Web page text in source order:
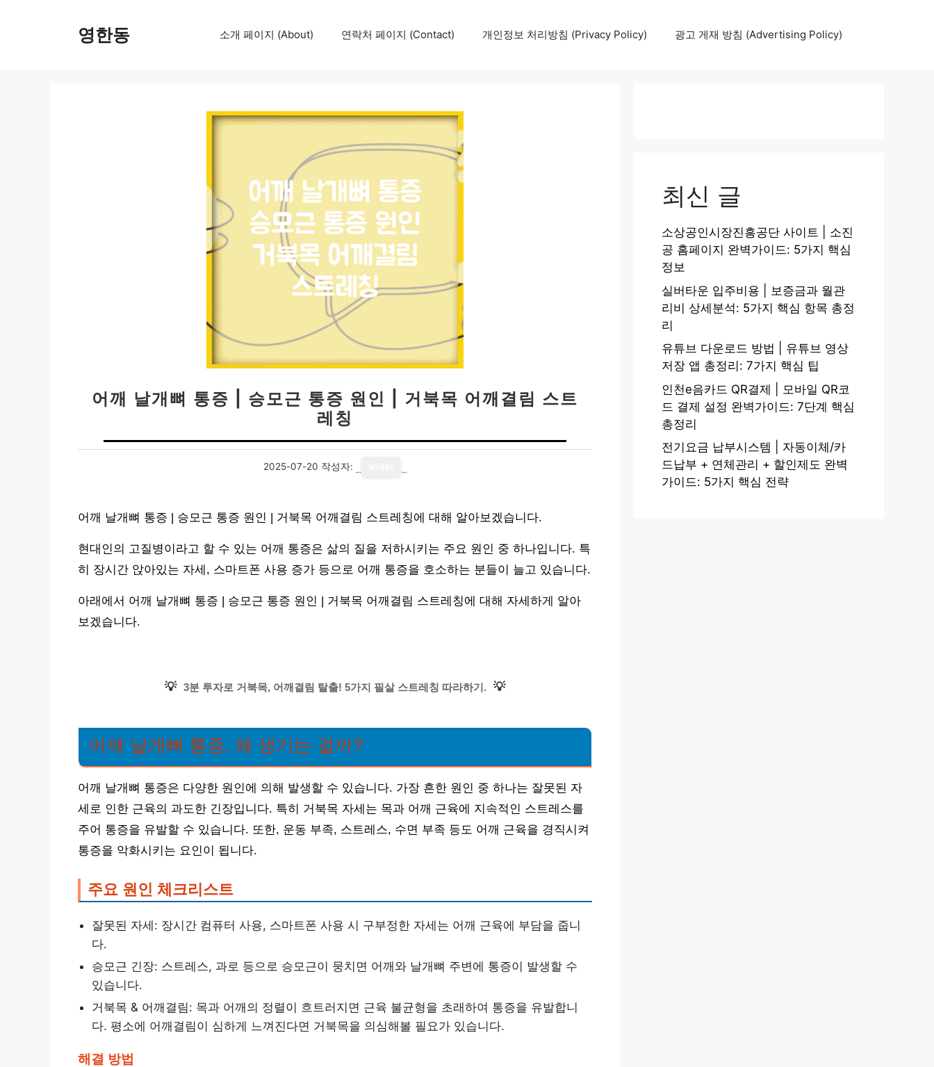
영한동 소개 페이지 (About) 연락처 페이지 (Contact) 개인정보 처리방침 (Privacy Policy) 광고 게재 방침 (Advertising Policy)
어깨 날개뼈 통증 | 승모근 통증 원인 | 거북목 어깨결림 스트
레칭
2025-07-20 작성자:
어깨 날개뼈 통증 | 승모근 통증 원인 | 거북목 어깨결림 스트레칭에 대해 알아보겠습니다.
현대인의 고질병이라고 할 수 있는 어깨 통증은 삶의 질을 저하시키는 주요 원인 중 하나입니다. 특
히 장시간 앉아있는 자세, 스마트폰 사용 증가 등으로 어깨 통증을 호소하는 분들이 늘고 있습니다.
아래에서 어깨 날개뼈 통증 | 승모근 통증 원인 | 거북목 어깨결림 스트레칭에 대해 자세하게 알아
보겠습니다.
💡 3분 투자로 거북목, 어깨결림 탈출! 5가지 필살 스트레칭 따라하기. 💡
어깨 날개뼈 통증, 왜 생기는 걸까?
어깨 날개뼈 통증은 다양한 원인에 의해 발생할 수 있습니다. 가장 흔한 원인 중 하나는 잘못된 자
세로 인한 근육의 과도한 긴장입니다. 특히 거북목 자세는 목과 어깨 근육에 지속적인 스트레스를
주어 통증을 유발할 수 있습니다. 또한, 운동 부족, 스트레스, 수면 부족 등도 어깨 근육을 경직시켜
통증을 악화시키는 요인이 됩니다.
주요 원인 체크리스트
잘못된 자세: 장시간 컴퓨터 사용, 스마트폰 사용 시 구부정한 자세는 어깨 근육에 부담을 줍니
다.
승모근 긴장: 스트레스, 과로 등으로 승모근이 뭉치면 어깨와 날개뼈 주변에 통증이 발생할 수
있습니다.
거북목 & 어깨결림: 목과 어깨의 정렬이 흐트러지면 근육 불균형을 초래하여 통증을 유발합니
다. 평소에 어깨결림이 심하게 느껴진다면 거북목을 의심해볼 필요가 있습니다.
해결 방법
최신 글
소상공인시장진흥공단 사이트 | 소진
공 홈페이지 완벽가이드: 5가지 핵심
정보
실버타운 입주비용 | 보증금과 월관
리비 상세분석: 5가지 핵심 항목 총정
리
유튜브 다운로드 방법 | 유튜브 영상
저장 앱 총정리: 7가지 핵심 팁
인천e음카드 QR결제 | 모바일 QR코
드 결제 설정 완벽가이드: 7단계 핵심
총정리
전기요금 납부시스템 | 자동이체/카
드납부 + 연체관리 + 할인제도 완벽
가이드: 5가지 핵심 전략